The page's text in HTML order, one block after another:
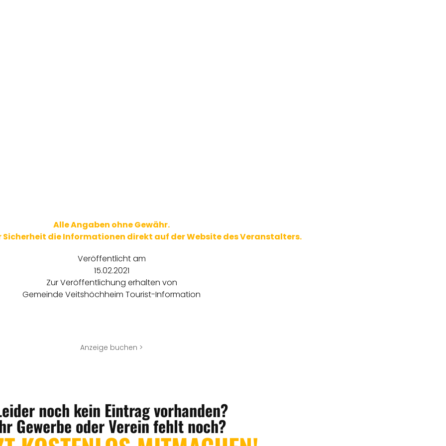
Alle Angaben ohne Gewähr.
Sicherheit die Informationen direkt auf der Website des Veranstalters.
Veröffentlicht am
15.02.2021
Zur Veröffentlichung erhalten von
Gemeinde Veitshöchheim Tourist-Information
Anzeige buchen >
noch kein Eintrag vorhanden?
Gewerbe oder Verein fehlt noch?